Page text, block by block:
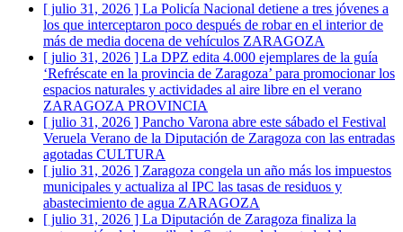
[ julio 31, 2026 ] La Policía Nacional detiene a tres jóvenes a
los que interceptaron poco después de robar en el interior de
más de media docena de vehículos ZARAGOZA
[ julio 31, 2026 ] La DPZ edita 4.000 ejemplares de la guía
‘Refréscate en la provincia de Zaragoza’ para promocionar los
espacios naturales y actividades al aire libre en el verano
ZARAGOZA PROVINCIA
[ julio 31, 2026 ] Pancho Varona abre este sábado el Festival
Veruela Verano de la Diputación de Zaragoza con las entradas
agotadas CULTURA
[ julio 31, 2026 ] Zaragoza congela un año más los impuestos
municipales y actualiza al IPC las tasas de residuos y
abastecimiento de agua ZARAGOZA
[ julio 31, 2026 ] La Diputación de Zaragoza finaliza la